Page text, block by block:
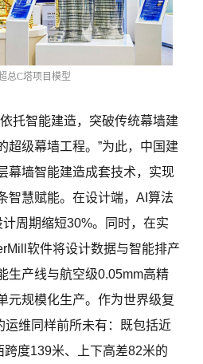
总C塔项目模型
托智能建造，突破传统幕墙建
超级幕墙工程。”为此，中国建
幕墙智能建造成套技术，实现
智慧赋能。在设计端，AI算法
周期缩短30%。同时，在实
软件将设计数据与智能排产
生产线与航空级0.05mm高精
元规模化生产。作为世界级复
运维同样前所未有：既包括近
度139米、上下高差82米的